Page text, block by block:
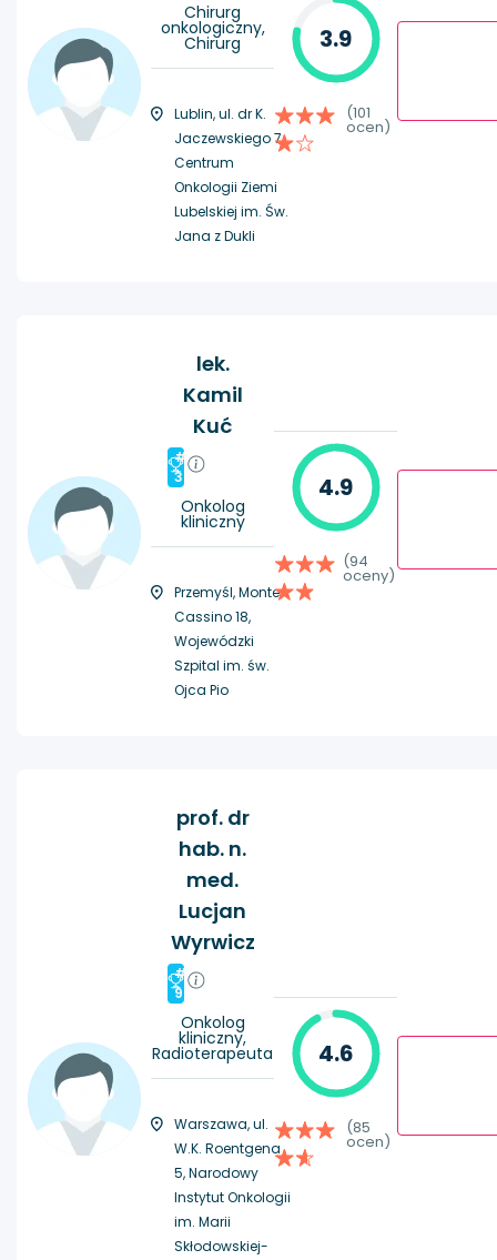
Chirurg
onkologiczny,
Chirurg
Lublin, ul. dr K.
Jaczewskiego 7,
Centrum
Onkologii Ziemi
Lubelskiej im. Św.
Jana z Dukli
3.9
(101
ocen)
lek.
Kamil
Kuć
#
3
Onkolog
kliniczny
Przemyśl, Monte
Cassino 18,
Wojewódzki
Szpital im. św.
Ojca Pio
4.9
(94
oceny)
prof. dr
hab. n.
med.
Lucjan
Wyrwicz
#
9
Onkolog
kliniczny,
Radioterapeuta
Warszawa, ul.
W.K. Roentgena
5, Narodowy
Instytut Onkologii
im. Marii
Skłodowskiej-
4.6
(85
ocen)